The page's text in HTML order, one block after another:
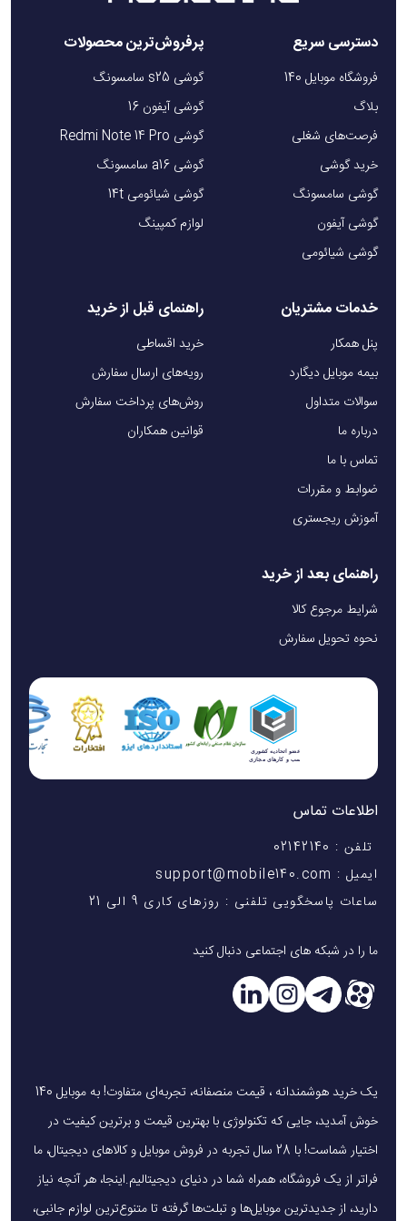
دسترسی سریع
فروشگاه موبایل 140
بلاگ
فرصت‌های شغلی
خرید گوشی
گوشی سامسونگ
گوشی آیفون
گوشی شیائومی
پرفروش‌ترین محصولات
گوشی s25 سامسونگ
گوشی آیفون 16
گوشی Redmi Note 14 Pro
گوشی a16 سامسونگ
گوشی شیائومی 14t
لوازم کمپینگ
خدمات مشتریان
پنل همکار
بیمه موبایل دیگارد
سوالات متداول
درباره ما
تماس با ما
ضوابط و مقررات
آموزش ریجستری
راهنمای قبل از خرید
خرید اقساطی
رویه‌های ارسال سفارش
روش‌های پرداخت سفارش
قوانین همکاران
راهنمای بعد از خرید
شرایط مرجوع کالا
نحوه تحویل سفارش
اطلاعات تماس
تلفن : 02142140
ایمیل : support@mobile140.com
ساعات پاسخگویی تلفنی : روزهای کاری 9 الی 21
ما را در شبکه های اجتماعی دنبال کنید
یک خرید هوشمندانه ، قیمت منصفانه، تجربه‌ای متفاوت! به موبایل 140
خوش آمدید، جایی که تکنولوژی با بهترین قیمت و برترین کیفیت در
اختیار شماست! با 28 سال تجربه در فروش موبایل و کالاهای دیجیتال، ما
فراتر از یک فروشگاه، همراه شما در دنیای دیجیتالیم.اینجا، هر آنچه نیاز
دارید، از جدیدترین موبایل‌ها و تبلت‌ها گرفته تا متنوع‌ترین لوازم جانبی،